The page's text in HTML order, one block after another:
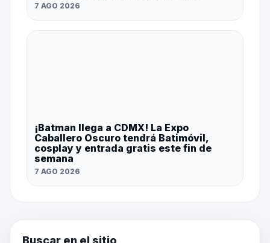
7 AGO 2026
¡Batman llega a CDMX! La Expo
Caballero Oscuro tendrá Batimóvil,
cosplay y entrada gratis este fin de
semana
7 AGO 2026